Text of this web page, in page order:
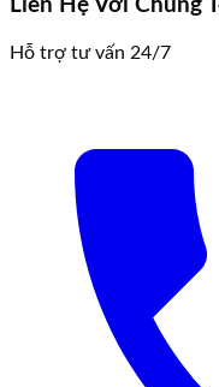
Liên Hệ Với Chúng
Hỗ trợ tư vấn 24/7